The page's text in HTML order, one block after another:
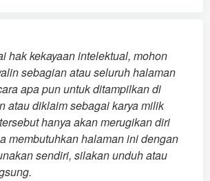
hak kekayaan intelektual, mohon
sebagian atau seluruh halaman
apa pun untuk ditampilkan di
atau diklaim sebagai karya milik
hanya akan merugikan diri
membutuhkan halaman ini dengan
sendiri, silakan unduh atau